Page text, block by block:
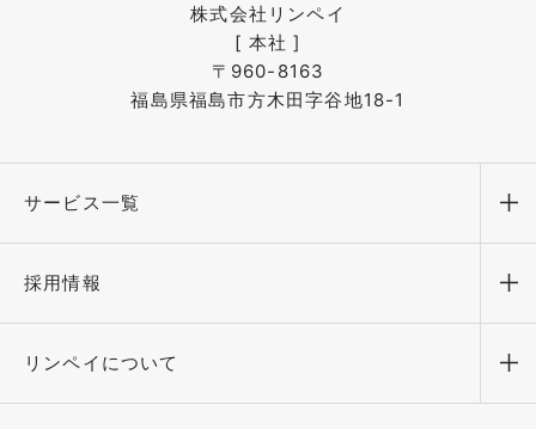
株式会社リンペイ
[ 本社 ]
〒960-8163
福島県福島市方木田字谷地18-1
サービス一覧 メ
採用情報 メ
リンペイについて メ